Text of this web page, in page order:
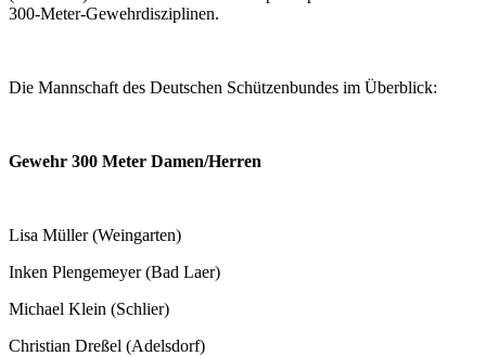
300-Meter-Gewehrdisziplinen.
Die Mannschaft des Deutschen Schützenbundes im Überblick:
Gewehr 300 Meter Damen/Herren
Lisa Müller (Weingarten)
Inken Plengemeyer (Bad Laer)
Michael Klein (Schlier)
Christian Dreßel (Adelsdorf)